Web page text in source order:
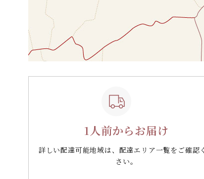
1人前からお届け
詳しい配達可能地域は、配達エリア一覧をご確認
さい。